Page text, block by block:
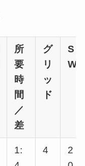
所
要
時
間
／
差
グ
リ
ッ
ド
S
W
1:
4
2